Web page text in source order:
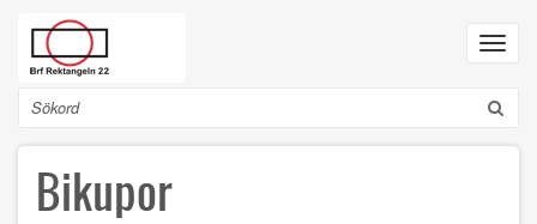
huvudinnehåll
Sök
Bikupor